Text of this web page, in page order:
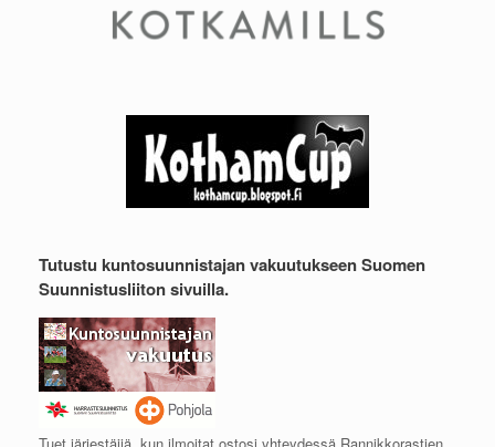
Tutustu kuntosuunnistajan vakuutukseen Suomen
Suunnistusliiton sivuilla.
Tuet järjestäjiä, kun ilmoitat ostosi yhteydessä Rannikkorastien